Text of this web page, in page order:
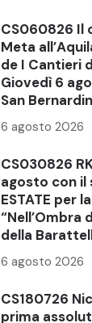
CS060826 Il
Meta
de I Cantieri
Giovedì 6
San
6 agosto 2026
CS030826
agosto con il
ESTATE per
“Nell’Ombra
della
6 agosto 2026
CS180726
prima